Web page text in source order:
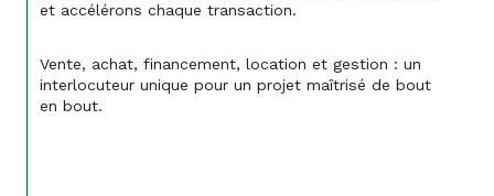
et accélérons chaque transaction.
Vente, achat, financement, location et gestion : un
interlocuteur unique pour un projet maîtrisé de bout
en bout.